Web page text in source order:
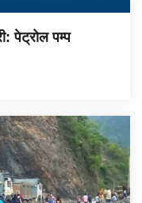
पेट्रोल पम्प